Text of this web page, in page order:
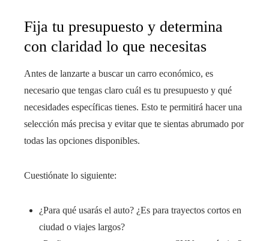
Fija tu presupuesto y determina
con claridad lo que necesitas
Antes de lanzarte a buscar un carro económico, es
necesario que tengas claro cuál es tu presupuesto y qué
necesidades específicas tienes. Esto te permitirá hacer una
selección más precisa y evitar que te sientas abrumado por
todas las opciones disponibles.
Cuestiónate lo siguiente:
¿Para qué usarás el auto? ¿Es para trayectos cortos en
ciudad o viajes largos?